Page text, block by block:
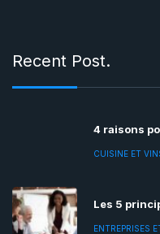
Recent Post.
4 raisons
CUISINE ET
Les 5
ENTREPRISES